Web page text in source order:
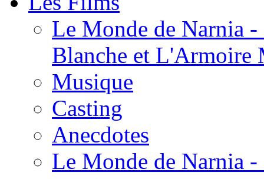
Le Monde de Narnia
Blanche et L'Armoire
Musique
Casting
Anecdotes
Le Monde de Narnia